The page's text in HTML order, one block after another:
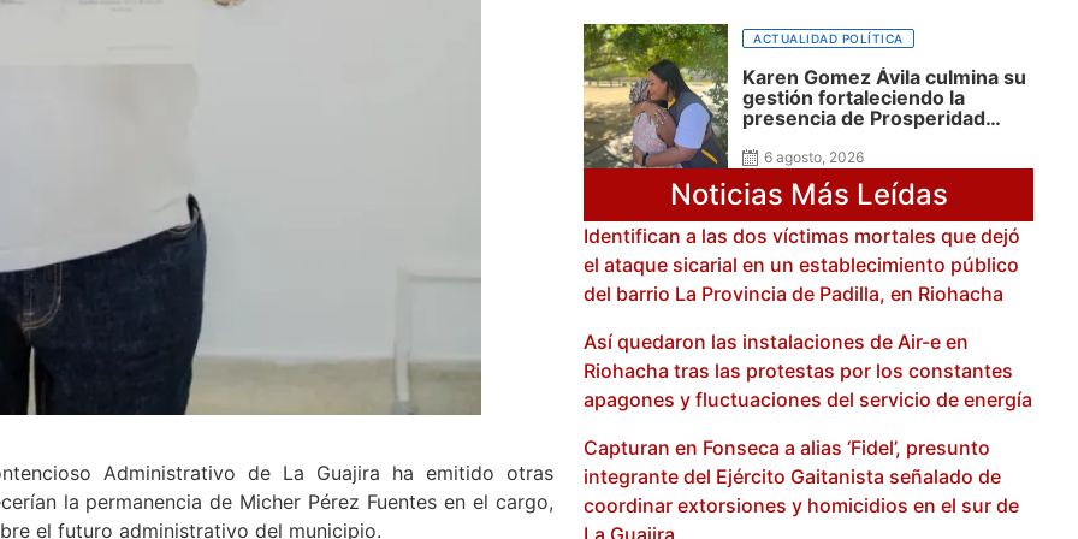
Administrativo de La Guajira ha emitido otras
la permanencia de Micher Pérez Fuentes en el cargo,
el futuro administrativo del municipio.
ACTUALIDAD POLÍTICA
Karen Gomez Ávila culmina su
gestión fortaleciendo la
presencia de Prosperidad
6 agosto, 2026
Noticias Más Leídas
Identifican a las dos víctimas mortales que dejó
el ataque sicarial en un establecimiento público
del barrio La Provincia de Padilla, en Riohacha
Así quedaron las instalaciones de Air-e en
Riohacha tras las protestas por los constantes
apagones y fluctuaciones del servicio de energía
Capturan en Fonseca a alias ‘Fidel’, presunto
integrante del Ejército Gaitanista señalado de
coordinar extorsiones y homicidios en el sur de